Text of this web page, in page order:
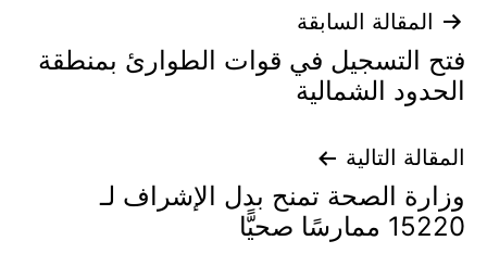
تصفّح
المقالات
المقالة السابقة
فتح التسجيل في قوات الطوارئ بمنطقة
الحدود الشمالية
المقالة التالية
وزارة الصحة تمنح بدل الإشراف لـ
15220 ممارسًا صحيًّا